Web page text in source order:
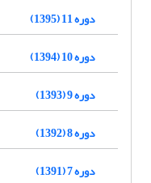
دوره 11 (1395)
دوره 10 (1394)
دوره 9 (1393)
دوره 8 (1392)
دوره 7 (1391)